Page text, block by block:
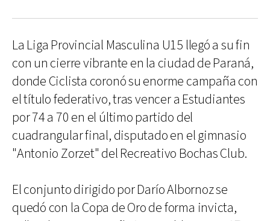
La Liga Provincial Masculina U15 llegó a su fin
con un cierre vibrante en la ciudad de Paraná,
donde Ciclista coronó su enorme campaña con
el título federativo, tras vencer a Estudiantes
por 74 a 70 en el último partido del
cuadrangular final, disputado en el gimnasio
"Antonio Zorzet" del Recreativo Bochas Club.
El conjunto dirigido por Darío Albornoz se
quedó con la Copa de Oro de forma invicta,